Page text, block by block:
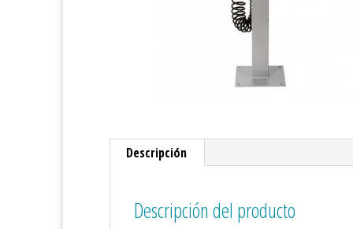
Descripción
Descripción del producto